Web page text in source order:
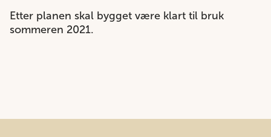
Etter planen skal bygget være klart til bruk
sommeren 2021.